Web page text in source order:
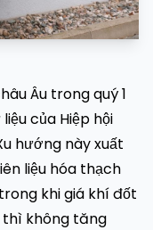
Âu trong quý 1
của Hiệp hội
hướng này xuất
liệu hóa thạch
khi giá khí đốt
thì không tăng